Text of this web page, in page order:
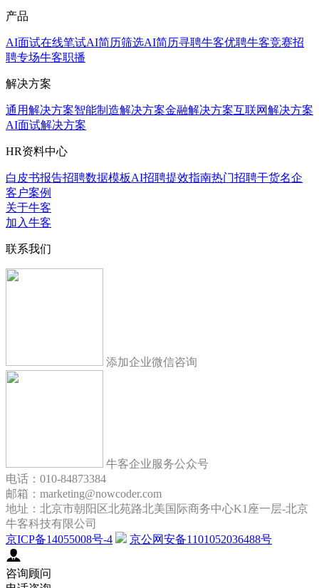
产品
AI面试在线笔试AI简历筛选AI简历寻聘牛客优聘牛客竞赛招
聘专场牛客职播
解决方案
通用解决方案智能制造解决方案金融解决方案互联网解决方案
AI面试解决方案
HR资料中心
白皮书报告招聘数据模板AI招聘提效指南热门招聘干货名企
客户案例
关于牛客
加入牛客
联系我们
添加企业微信咨询
牛客企业服务公众号
电话：010-84873384
邮箱：marketing@nowcoder.com
地址：北京市朝阳区北苑路北美国际商务中心K1座一层-北京
牛客科技有限公司
京ICP备14055008号-4
京公网安备1101052036488号
咨询顾问